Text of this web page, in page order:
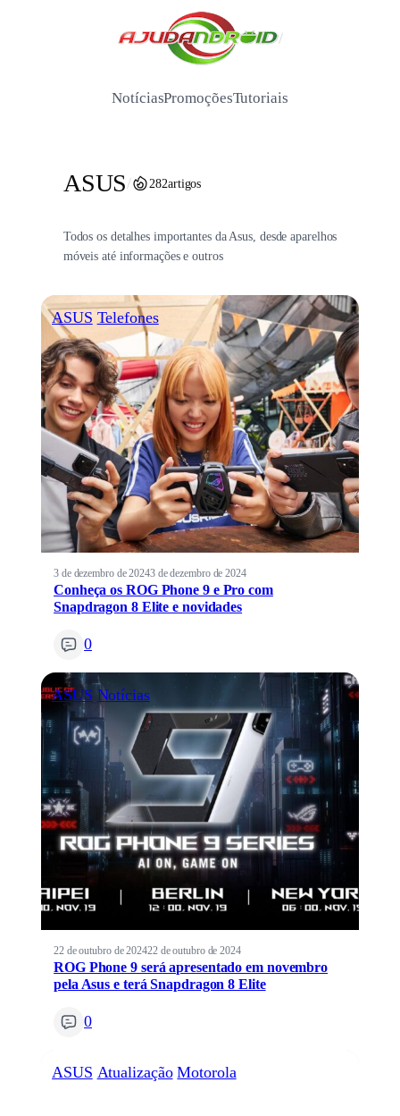
/
NotíciasPromoçõesTutoriais
ASUS/ 282artigos
Todos os detalhes importantes da Asus, desde aparelhos
móveis até informações e outros
ASUS Telefones
3 de dezembro de 20243 de dezembro de 2024
Conheça os ROG Phone 9 e Pro com
Snapdragon 8 Elite e novidades
0
ASUS Notícias
22 de outubro de 202422 de outubro de 2024
ROG Phone 9 será apresentado em novembro
pela Asus e terá Snapdragon 8 Elite
0
ASUS Atualização Motorola